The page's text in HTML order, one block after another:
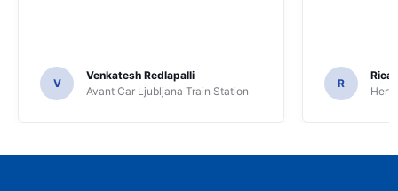
V
Venkatesh Redlapalli
Avant Car Ljubljana Train Station
R